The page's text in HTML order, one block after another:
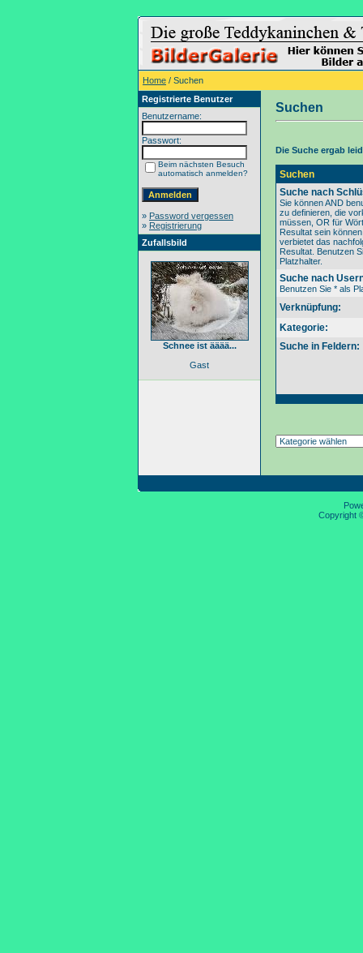
Home / Suchen
Registrierte Benutzer
Benutzername:
Passwort:
Beim nächsten Besuch
automatisch anmelden?
» Password vergessen
» Registrierung
Zufallsbild
Schnee ist ääää...
Gast
Suchen
Die Suche ergab
Suchen
Suche nach
Sie können AND
zu definieren, die
müssen, OR für
Resultat sein
verbietet das
Resultat. Benutzen
Platzhalter.
Suche nach
Benutzen Sie * als
Verknüpfung:
Kategorie:
Suche in Feldern:
Copyright